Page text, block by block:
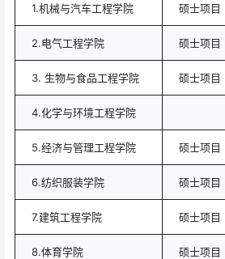
1.机械与汽车工程学院 硕士项目
2.电气工程学院 硕士项目
3. 生物与食品工程学院 硕士项目
4.化学与环境工程学院
5.经济与管理工程学院 硕士项目
6.纺织服装学院 硕士项目
7.建筑工程学院 硕士项目
8.体育学院 硕士项目